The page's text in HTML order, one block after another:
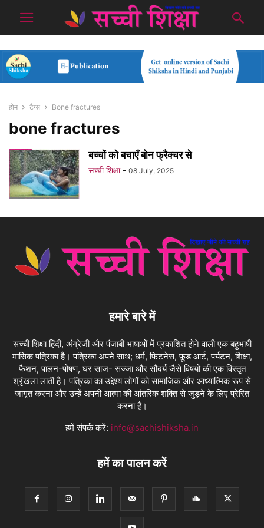
होम टैग्स Bone fractures
bone fractures
बच्चों को बचाएँ बोन फ्रैक्चर से
सच्ची शिक्षा - 08 July, 2025
हमारे बारे में
सच्ची शिक्षा हिंदी, अंग्रेजी और पंजाबी भाषाओं में प्रकाशित होने वाली एक बहुभाषी
मासिक पत्रिका है। पत्रिका अपने साथ; धर्म, फिटनेस, फ़ूड आर्ट, पर्यटन, शिक्षा,
फैशन, पालन-पोषण, घर साज- सज्जा और सौंदर्य जैसे विषयों की एक विस्तृत
श्रृंखला लाती है। पत्रिका का उद्देश्य लोगों को सामाजिक और आध्यात्मिक रूप से
जागृत करना और उन्हें अपनी आत्मा की आंतरिक शक्ति से जुड़ने के लिए प्रेरित
करना है।
हमें संपर्क करें: info@sachishiksha.in
हमें का पालन करें